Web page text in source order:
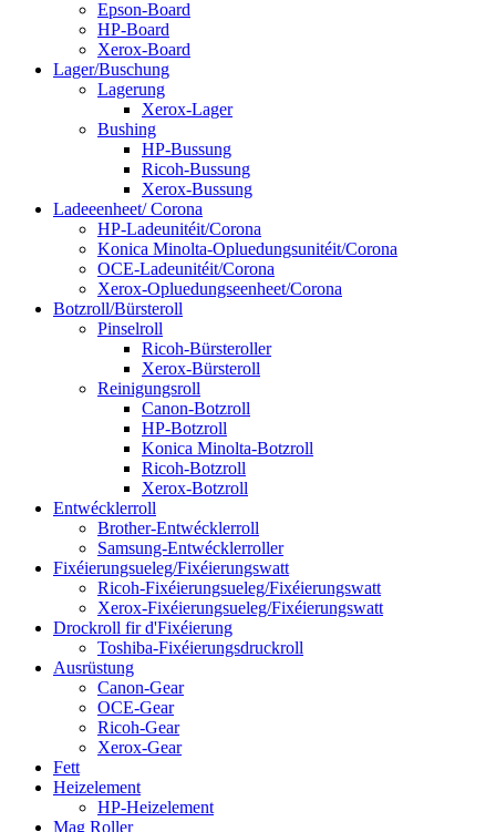
Epson-Board
HP-Board
Xerox-Board
Lager/Buschung
Lagerung
Xerox-Lager
Bushing
HP-Bussung
Ricoh-Bussung
Xerox-Bussung
Ladeeenheet/ Corona
HP-Ladeunitéit/Corona
Konica Minolta-Opluedungsunitéit/Corona
OCE-Ladeunitéit/Corona
Xerox-Opluedungseenheet/Corona
Botzroll/Bürsteroll
Pinselroll
Ricoh-Bürsteroller
Xerox-Bürsteroll
Reinigungsroll
Canon-Botzroll
HP-Botzroll
Konica Minolta-Botzroll
Ricoh-Botzroll
Xerox-Botzroll
Entwécklerroll
Brother-Entwécklerroll
Samsung-Entwécklerroller
Fixéierungsueleg/Fixéierungswatt
Ricoh-Fixéierungsueleg/Fixéierungswatt
Xerox-Fixéierungsueleg/Fixéierungswatt
Drockroll fir d'Fixéierung
Toshiba-Fixéierungsdruckroll
Ausrüstung
Canon-Gear
OCE-Gear
Ricoh-Gear
Xerox-Gear
Fett
Heizelement
HP-Heizelement
Mag Roller